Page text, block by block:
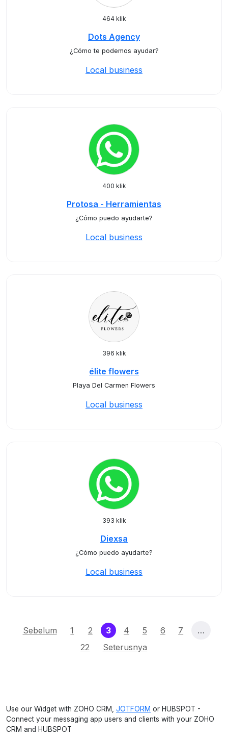
464 klik
Dots Agency
¿Cómo te podemos ayudar?
Local business
400 klik
Protosa - Herramientas
¿Cómo puedo ayudarte?
Local business
396 klik
élite flowers
Playa Del Carmen Flowers
Local business
393 klik
Diexsa
¿Cómo puedo ayudarte?
Local business
Sebelum 1 2 3(current)
4 5 6 7
…
22
Seterusnya
Use our Widget with ZOHO CRM, JOTFORM or HUBSPOT -
Connect your messaging app users and clients with your ZOHO
CRM and HUBSPOT